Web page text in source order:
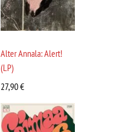
Alter Annala: Alert!
(LP)
27,90€